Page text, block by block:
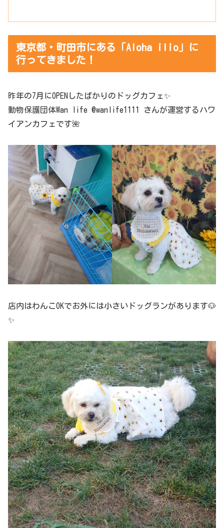
東京都・町田市にある「Aloha ilio」に
行ってきました！
昨年の7月にOPENしたばかりのドッグカフェ✨
動物保護団体Wan life @wanlife1111 さんが運営するハワ
イアンカフェです🌺
店内はわんこOKでお外には小さいドッグランがあります🐶
✨